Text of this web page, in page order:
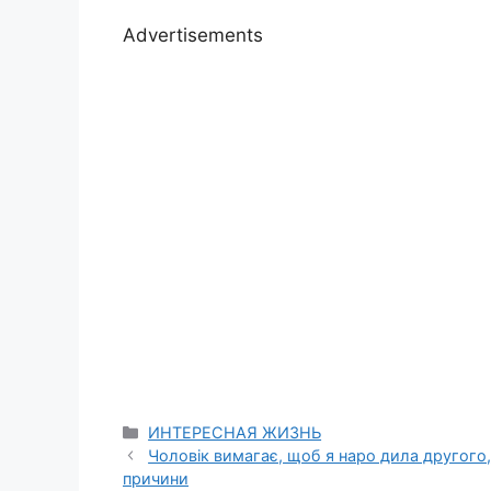
Advertisements
Categories
ИНТЕРЕСНАЯ ЖИЗНЬ
Чоловік вимагає, щоб я наро дила
причини